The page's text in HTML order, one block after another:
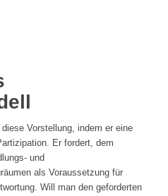
Vorstellung, indem er eine
Er fordert, dem
und
als Voraussetzung für
Will man den geforderten